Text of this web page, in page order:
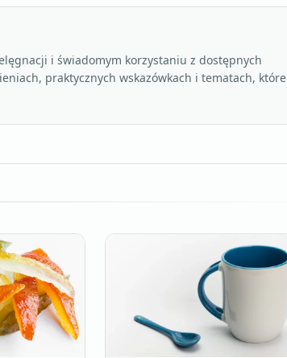
i świadomym korzystaniu z dostępnych
praktycznych wskazówkach i tematach, które